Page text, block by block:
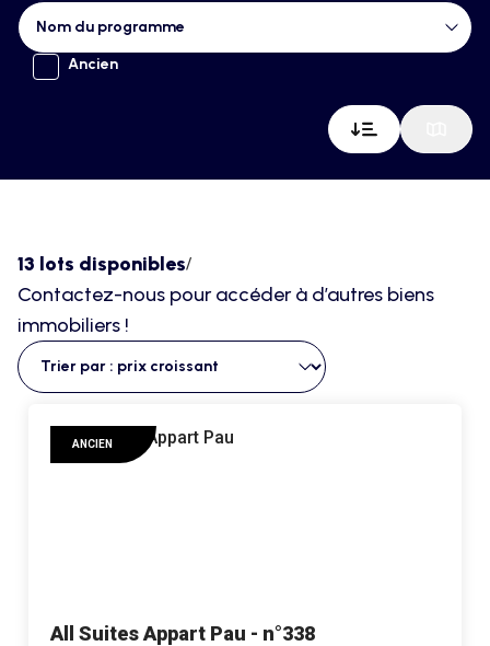
Nom du programme
Sélectionnez le contenu
Sélectionnez le contenu
Etat du programme
Ancien
13 lots disponibles/
Contactez-nous pour accéder à d’autres biens
immobiliers !
Prix
Trier le contenu
ANCIEN
All Suites Appart Pau - n°338